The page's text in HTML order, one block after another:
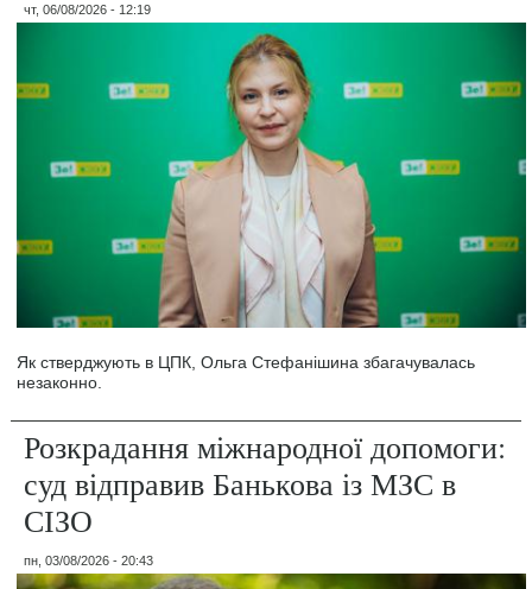
чт, 06/08/2026 - 12:19
Як стверджують в ЦПК, Ольга Стефанішина збагачувалась
незаконно.
Розкрадання міжнародної допомоги:
суд відправив Банькова із МЗС в
СІЗО
пн, 03/08/2026 - 20:43